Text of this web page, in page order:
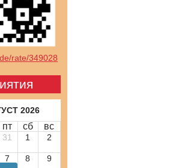
rate/349028
2026
пт сб вс
31 1 2
7 8 9